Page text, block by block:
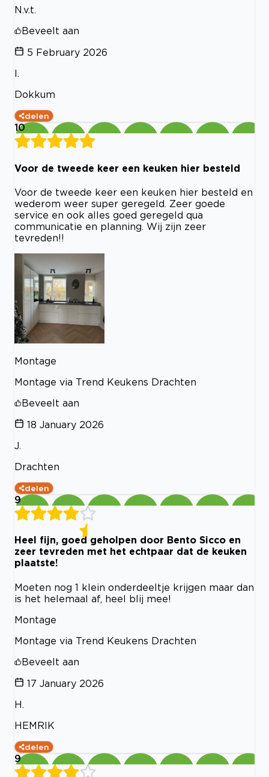
N.v.t.
Beveelt aan
5 February 2026
I.
Dokkum
delen
10
Voor de tweede keer een keuken hier besteld
Voor de tweede keer een keuken hier besteld en
wederom weer super geregeld. Zeer goede
service en ook alles goed geregeld qua
communicatie en planning. Wij zijn zeer
tevreden!!
Montage
Montage via Trend Keukens Drachten
Beveelt aan
18 January 2026
J.
Drachten
delen
9
Heel fijn, goed geholpen door Bento Sicco en
zeer tevreden met het echtpaar dat de keuken
plaatste!
Moeten nog 1 klein onderdeeltje krijgen maar dan
is het helemaal af, heel blij mee!
Montage
Montage via Trend Keukens Drachten
Beveelt aan
17 January 2026
H.
HEMRIK
delen
9